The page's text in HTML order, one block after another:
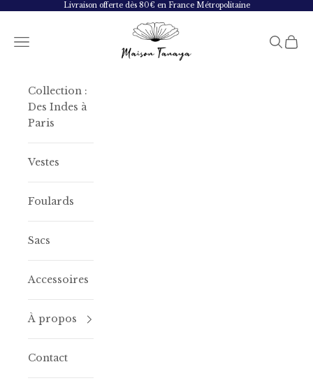
Passer au contenuLivraison offerte dès 80€ en France Métropolitaine
Maison Tanaya
Menu
Collection :
Des Indes à
Paris
Vestes
Foulards
Sacs
Accessoires
À propos
Contact